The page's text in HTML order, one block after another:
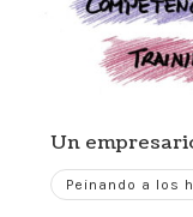
Un
Peinando a los